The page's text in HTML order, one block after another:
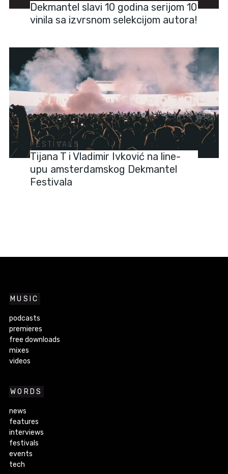
Dekmantel slavi 10 godina serijom 10
vinila sa izvrsnom selekcijom autora!
FESTIVALS
Tijana T i Vladimir Ivković na line-
upu amsterdamskog Dekmantel
Festivala
MUSIC
podcasts
premieres
free downloads
mixes
videos
WORDS
news
features
interviews
festivals
events
tech